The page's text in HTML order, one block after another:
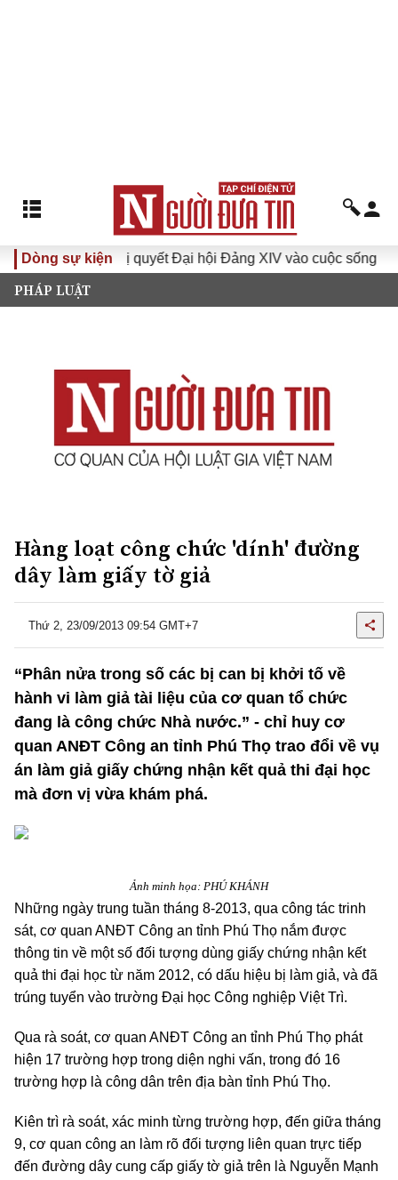
Dòng sự kiện
Đưa Nghị quyết Đại hội Đảng XIV vào cuộc sống
PHÁP LUẬT
Hàng loạt công chức 'dính' đường
dây làm giấy tờ giả
Thứ 2, 23/09/2013 09:54 GMT+7
“Phân nửa trong số các bị can bị khởi tố về
hành vi làm giả tài liệu của cơ quan tổ chức
đang là công chức Nhà nước.” - chỉ huy cơ
quan ANĐT Công an tỉnh Phú Thọ trao đổi về vụ
án làm giả giấy chứng nhận kết quả thi đại học
mà đơn vị vừa khám phá.
Ảnh minh họa: PHÚ KHÁNH
Những ngày trung tuần tháng 8-2013, qua công tác trinh
sát, cơ quan ANĐT Công an tỉnh Phú Thọ nắm được
thông tin về một số đối tượng dùng giấy chứng nhận kết
quả thi đại học từ năm 2012, có dấu hiệu bị làm giả, và đã
trúng tuyển vào trường Đại học Công nghiệp Việt Trì.
Qua rà soát, cơ quan ANĐT Công an tỉnh Phú Thọ phát
hiện 17 trường hợp trong diện nghi vấn, trong đó 16
trường hợp là công dân trên địa bàn tỉnh Phú Thọ.
Kiên trì rà soát, xác minh từng trường hợp, đến giữa tháng
9, cơ quan công an làm rõ đối tượng liên quan trực tiếp
đến đường dây cung cấp giấy tờ giả trên là Nguyễn Mạnh